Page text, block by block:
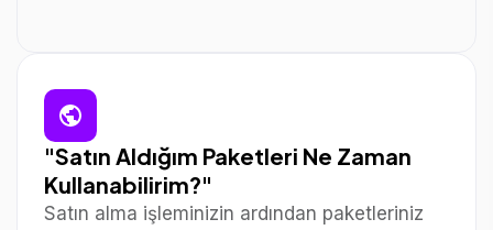
"Satın Aldığım Paketleri Ne Zaman
Kullanabilirim?"
Satın alma işleminizin ardından paketleriniz